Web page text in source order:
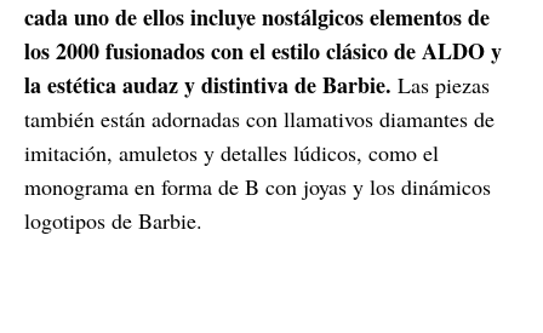
cada uno de ellos incluye nostálgicos elementos de
los 2000 fusionados con el estilo clásico de ALDO y
la estética audaz y distintiva de Barbie. Las piezas
también están adornadas con llamativos diamantes de
imitación, amuletos y detalles lúdicos, como el
monograma en forma de B con joyas y los dinámicos
logotipos de Barbie.